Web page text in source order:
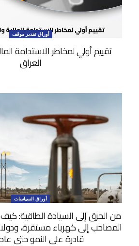
أوراق تقدير موقف
تقييم أولي لمخاطر الاستدامة
العراق
أوراق السياسات
من الحرق إلى السيادة الطاقية: كيف
المصاحب إلى كهرباء مستقرة،
قادرة على النمو حتى عام